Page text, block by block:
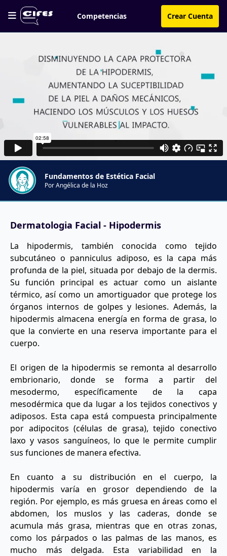
Competencias Crear Cuenta
Fundamentos de Estética Facial
Por Angélica de la Hoz
Dermatologia Facial - Hipodermis
La hipodermis, también conocida como tejido
subcutáneo o panniculus adiposo, es la capa más
profunda de la piel, situada por debajo de la dermis.
Su función principal es actuar como un aislante
térmico, así como un amortiguador que protege los
órganos internos de golpes y lesiones. Además, la
hipodermis almacena energía en forma de grasa, lo
que la convierte en una reserva importante para el
cuerpo.
El origen de la hipodermis se remonta al desarrollo
embrionario, donde se forma a partir del
mesodermo, específicamente de la capa
mesodérmica que da lugar a los tejidos conectivos y
adiposos. Esta capa está compuesta principalmente
por adipocitos (células de grasa), tejido conectivo
laxo y vasos sanguíneos, lo que le permite cumplir
sus funciones de manera efectiva.
En cuanto a su distribución en el cuerpo, la
hipodermis varía en grosor dependiendo de la
región. Por ejemplo, es más gruesa en áreas como el
abdomen, los muslos y las caderas, donde se
acumula más grasa, mientras que en otras zonas,
como los párpados o las palmas de las manos, es
mucho más delgada. Esta variabilidad en la